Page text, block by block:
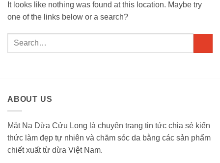
It looks like nothing was found at this location. Maybe try
one of the links below or a search?
ABOUT US
Mặt Nạ Dừa Cửu Long là chuyên trang tin tức chia sẻ kiến
thức làm đẹp tự nhiên và chăm sóc da bằng các sản phẩm
chiết xuất từ dừa Việt Nam.